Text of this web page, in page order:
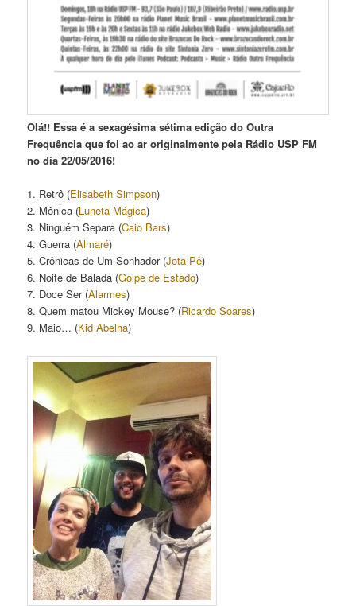
Olá!! Essa é a sexagésima sétima edição do Outra
Frequência que foi ao ar originalmente pela Rádio USP FM
no dia 22/05/2016!
1. Retrô (Elisabeth Simpson)
2. Mônica (Luneta Mágica)
3. Ninguém Separa (Caio Bars)
4. Guerra (Almaré)
5. Crônicas de Um Sonhador (Jota Pê)
6. Noite de Balada (Golpe de Estado)
7. Doce Ser (Alarmes)
8. Quem matou Mickey Mouse? (Ricardo Soares)
9. Maio… (Kid Abelha)